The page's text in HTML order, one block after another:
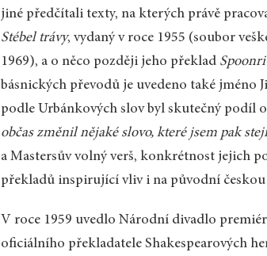
jiné předčítali texty, na kterých právě
Stébel trávy, vydaný v roce 1955 (soubor
1969), a o něco později jeho překlad
básnických převodů je uvedeno také jméno
podle Urbánkových slov byl skutečný podíl
občas změnil nějaké slovo, které jsem pak
a Mastersův volný verš, konkrétnost jejich
překladů inspirující vliv i na původní
V roce 1959 uvedlo Národní divadlo
oficiálního překladatele Shakespearových